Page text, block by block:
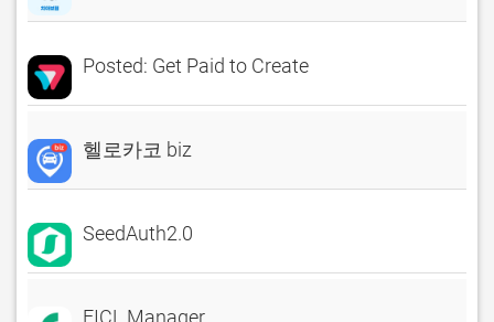
Posted: Get Paid to Create
헬로카코 biz
SeedAuth2.0
FICL Manager